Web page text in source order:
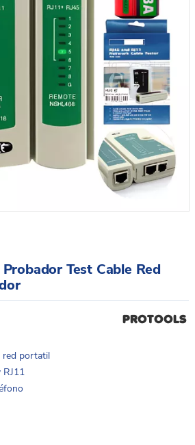
Test Cable Red
red portatil
RJ11